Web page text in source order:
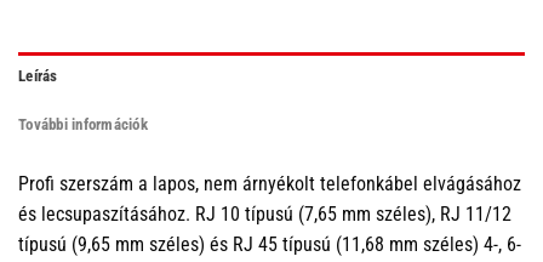
Leírás
További információk
Profi szerszám a lapos, nem árnyékolt telefonkábel elvágásához
és lecsupaszításához. RJ 10 típusú (7,65 mm széles), RJ 11/12
típusú (9,65 mm széles) és RJ 45 típusú (11,68 mm széles) 4-, 6-